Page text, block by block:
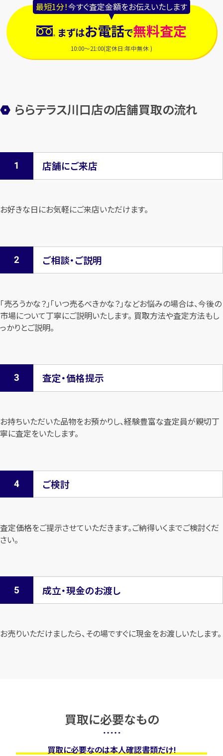
最短1分！今すぐ査定金額をお伝えいたします
まずはお電話で無料査定
10:00～21:00(定休日:年中無休 )
ららテラス川口店の店舗買取の流れ
店舗にご来店
お好きな日にお気軽にご来店いただけます。
ご相談・ご説明
「売ろうかな？」「いつ売るべきかな？」などお悩みの場合は、今後の
市場について丁寧にご説明いたします。 買取方法や査定方法もし
っかりとご説明。
査定・価格提示
お持ちいただいた品物をお預かりし、経験豊富な査定員が親切丁
寧に査定をいたします。
ご検討
査定価格をご提示させていただきます。ご納得いくまでご検討くだ
さい。
成立・現金のお渡し
お売りいただけましたら、その場ですぐに現金をお渡しいたします。
買取に必要なもの
買取に必要なのは本人確認書類だけ!